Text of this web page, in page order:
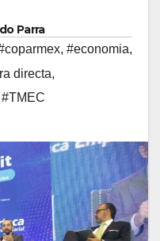
Parra
, #economia,
directa,
#TMEC